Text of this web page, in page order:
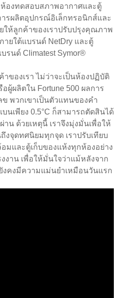
องทดสอบสภาพอากาศและตู้
รผลิตอุปกรณ์อิเล็กทรอนิกส์และ
ให้ลูกค้าของเราปรับปรุงคุณภาพ
ายใต้แบรนด์ NetDry และตู้
นด์ Climatest Symor®
าของเรา ไม่ว่าจะเป็นห้องปฏิบัติ
ผู้ผลิตใน Fortune 500 ผลการ
พวกเขาเป็นตัวแทนของคำ
นเพียง 0.5°C ก็สามารถตัดสินได้
น ด้วยเหตุนี้ เราจึงมุ่งมั่นเพื่อให้
งจุดทศนิยมทุกจุด เราปรับเทียบ
มและตู้เก็บของแห้งทุกห้องอย่าง
งาน เพื่อให้มั่นใจว่าแม้หลังจาก
คงมีความแม่นยำเหมือนวันแรก